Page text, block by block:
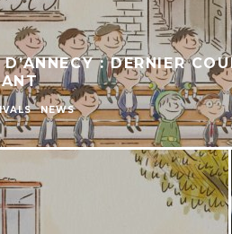
D’ANNECY : DERNIER
NEWS